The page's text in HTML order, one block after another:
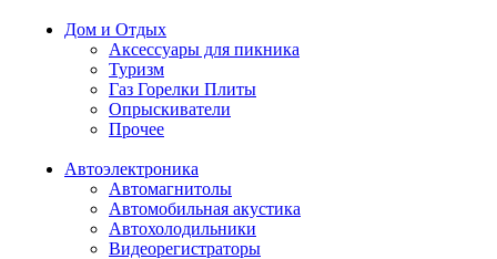
Дом и Отдых
Аксессуары для пикника
Туризм
Газ Горелки Плиты
Опрыскиватели
Прочее
Автоэлектроника
Автомагнитолы
Автомобильная акустика
Автохолодильники
Видеорегистраторы